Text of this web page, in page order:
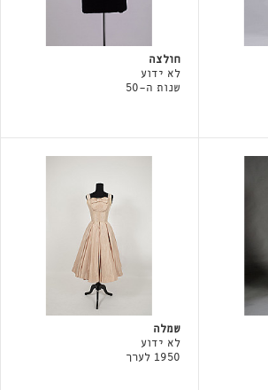
חולצה
לא ידוע
שנות ה-50
שמלה
לא ידוע
1950 לערך